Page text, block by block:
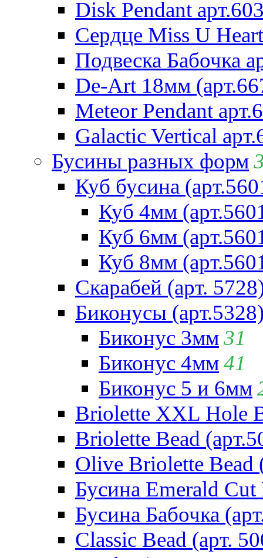
Disk Pendant
Сердце Miss U
Подвеска Бабочка
De-Art 18мм
Meteor Pendant
Galactic Vertical
Бусины разных форм
Куб бусина
Куб 4мм
Куб 6мм
Куб 8мм
Скарабей (арт.
Биконусы
Биконус 3мм31
Биконус 4мм41
Биконус 5 и 6мм
Briolette XXL Hole
Briolette Bead
Olive Briolette Bead
Бусина Emerald Cut
Бусина Бабочка
Classic Bead (арт.